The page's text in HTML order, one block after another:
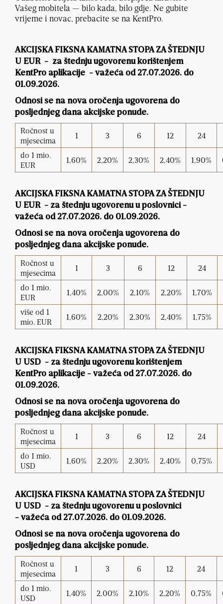
Vašeg mobitela — bilo kada, bilo gdje. Ne gubite
vrijeme i novac, prebacite se na KentPro.
AKCIJSKA FIKSNA KAMATNA STOPA ZA ŠTEDNJU
U EUR - za štednjuugovorenu korištenjem
KentPro aplikacije - važeća od 27.07.2026. do
01.09.2026.
Odnosi se na nova oročenja ugovorena do
posljednjeg dana akcijske ponude.
Ročnost u
mjesecima
1 3 6 12
24
do 1 mio.
EUR
1,60% 2,20% 2,30% 2,40% 1,90%
AKCIJSKA FIKSNA KAMATNA STOPA ZA ŠTEDNJU
U EUR - za štednju ugovorenu u poslovnici -
važeća od 27.07.2026. do 01.09.2026.
Odnosi se na nova oročenja ugovorena do
posljednjeg dana akcijske ponude.
Ročnost u
mjesecima
1 3 6 12
24
do 1 mio.
EUR
1,40% 2,00% 2,10% 2,20% 1,70%
više od 1
mio. EUR
1,60% 2,20% 2,30% 2,40% 1,75%
AKCIJSKA FIKSNA KAMATNA STOPA ZA ŠTEDNJU
U USD - za štednjuugovorenu korištenjem
KentPro aplikacije - važeća od 27.07.2026. do
01.09.2026.
Odnosi se na nova oročenja ugovorena do
posljednjeg dana akcijske ponude.
Ročnost u
mjesecima
1 3 6 12
24
do 1 mio.
USD
1,60% 2,20% 2,30% 2,40% 0,75%
AKCIJSKA FIKSNA KAMATNA STOPA ZA ŠTEDNJU
U USD - za štednjuugovorenu u poslovnici
- važeća od 27.07.2026. do 01.09.2026.
Odnosi se na nova oročenja ugovorena do
posljednjeg dana akcijske ponude.
Ročnost u
mjesecima
1 3 6 12
24
do 1 mio.
USD
1,40% 2,00% 2,10% 2,20% 0,75%